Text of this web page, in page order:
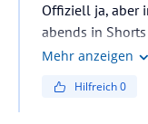
Offiziell ja, aber
abends in
Themen-
geht. Wie
Mehr anzeigen
Hilfreich0